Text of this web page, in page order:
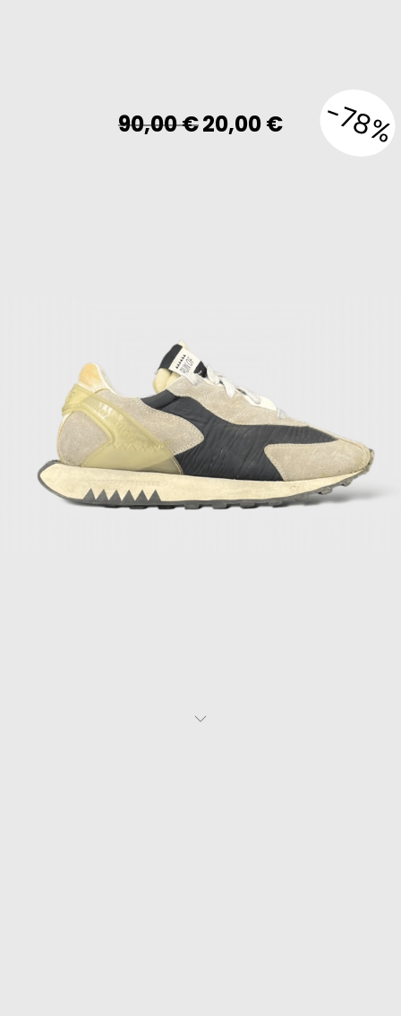
90,00€ Original
price
20,00€Current-78%